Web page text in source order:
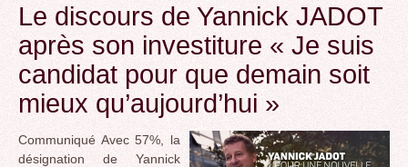
Le discours de Yannick JADOT
après son investiture « Je suis
candidat pour que demain soit
mieux qu’aujourd’hui »
Communiqué Avec 57%, la
désignation de Yannick